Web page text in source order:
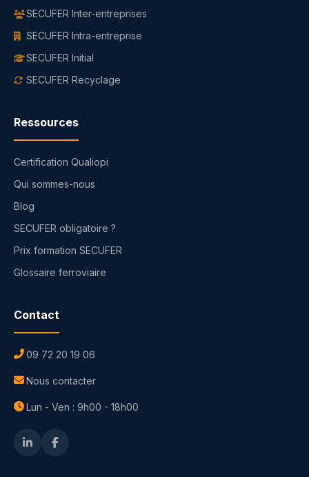
SECUFER Inter-entreprises
SECUFER Intra-entreprise
SECUFER Initial
SECUFER Recyclage
Ressources
Certification Qualiopi
Qui sommes-nous
Blog
SECUFER obligatoire ?
Prix formation SECUFER
Glossaire ferroviaire
Contact
09 72 20 19 06
Nous contacter
Lun - Ven : 9h00 - 18h00